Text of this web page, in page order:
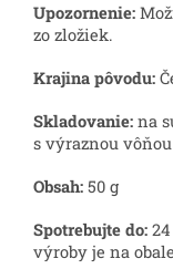
Upozornenie:
zo zložiek.
Krajina pôvodu:
Skladovanie: na
s výraznou vôňou
Obsah: 50 g
Spotrebujte do:
výroby je na